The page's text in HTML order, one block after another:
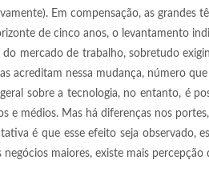
Em compensação, as grandes
de cinco anos, o levantamento
do mercado de trabalho, sobretudo
acreditam nessa mudança, número
sobre a tecnologia, no entanto, é
e médios. Mas há diferenças nos
é que esse efeito seja observado,
negócios maiores, existe mais